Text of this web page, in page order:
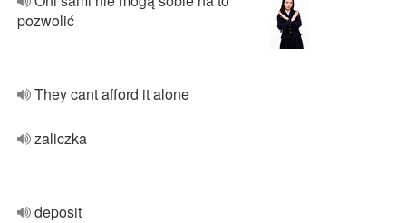
pozwolić
They cant afford it alone
zaliczka
deposit